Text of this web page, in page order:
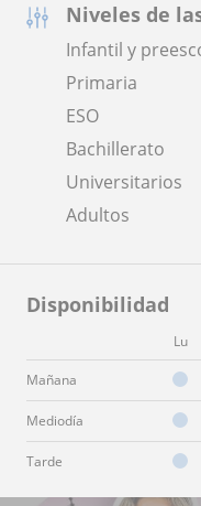
Niveles de
Infantil y
Primaria
ESO
Bachillerato
Universitarios
Adultos
Disponibilidad
Lu
Mañana
Mediodía
Tarde